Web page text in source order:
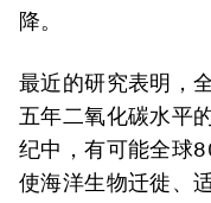
降。
最近的研究表明，
五年二氧化碳水平
纪中，有可能全球
使海洋生物迁徙、